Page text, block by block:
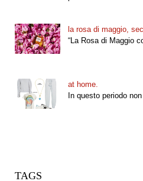
la rosa di maggio,
“La Rosa di Maggio
at home.
In questo periodo
TAGS